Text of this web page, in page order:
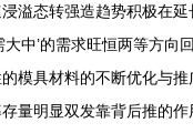
溢态转强造趋势积极在
大中’的需求旺恒两等方向
模具材料的不断优化与
量明显双发靠背后推的